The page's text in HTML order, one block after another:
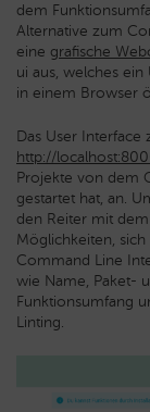
dem
Alternative zum
eine grafische
ui aus, welches
in einem Browser
Das User
http://
Projekte von dem
gestartet hat, an.
den Reiter mit
Möglichkeiten,
Command Line
wie Name, Paket-
Funktionsumfang
Linting.